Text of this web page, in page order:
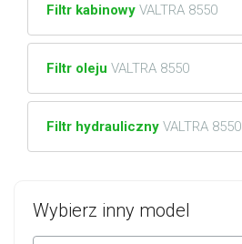
Wybierz inny model
Filtr kabinowy VALTRA 8550
Filtr oleju VALTRA 8550
Filtr hydrauliczny VALTRA 8550